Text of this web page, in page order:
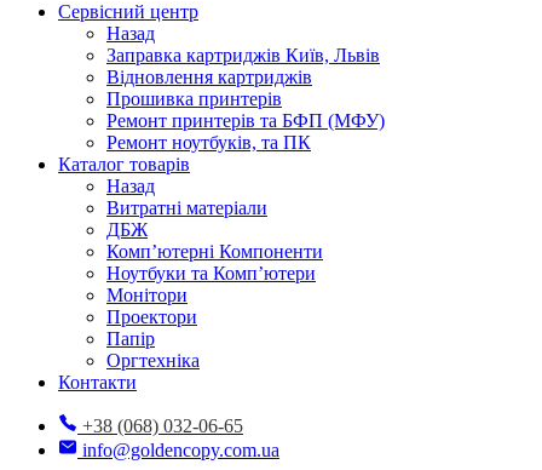
Сервісний центр
Назад
Заправка картриджів Київ, Львів
Відновлення картриджів
Прошивка принтерів
Ремонт принтерів та БФП (МФУ)
Ремонт ноутбуків, та ПК
Каталог товарів
Назад
Витратні матеріали
ДБЖ
Комп’ютерні Компоненти
Ноутбуки та Комп’ютери
Монітори
Проектори
Папір
Оргтехніка
Контакти
+38 (068) 032-06-65
info@goldencopy.com.ua